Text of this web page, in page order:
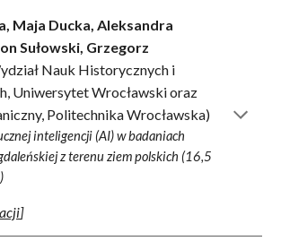
Maja Ducka, Aleksandra
Sułowski, Grzegorz
Nauk Historycznych i
, Uniwersytet Wrocławski oraz
Politechnika Wrocławska)
inteligencji (AI) w badaniach
z terenu ziem polskich (16,5
]